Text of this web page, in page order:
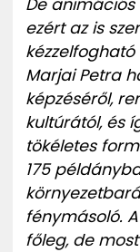
ezért az is
Marjai Petra
képzéséről,
kultúrától, és
tökéletes
175
fénymásoló.
főleg, de